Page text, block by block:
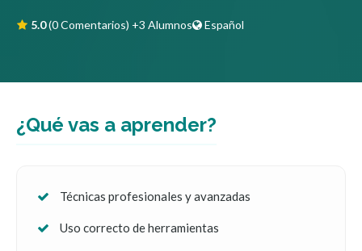
5.0(0 Comentarios) +3 Alumnos Español
¿Qué vas a aprender?
Técnicas profesionales y avanzadas
Uso correcto de herramientas